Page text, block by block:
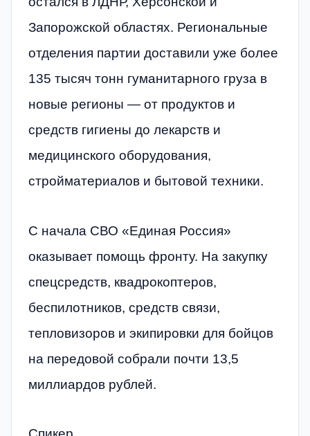
Запорожской областях. Региональные
отделения партии доставили уже более
135 тысяч тонн гуманитарного груза в
новые регионы — от продуктов и
средств гигиены до лекарств и
медицинского оборудования,
стройматериалов и бытовой техники.
С начала СВО «Единая Россия»
оказывает помощь фронту. На закупку
спецсредств, квадрокоптеров,
беспилотников, средств связи,
тепловизоров и экипировки для бойцов
на передовой собрали почти 13,5
миллиардов рублей.